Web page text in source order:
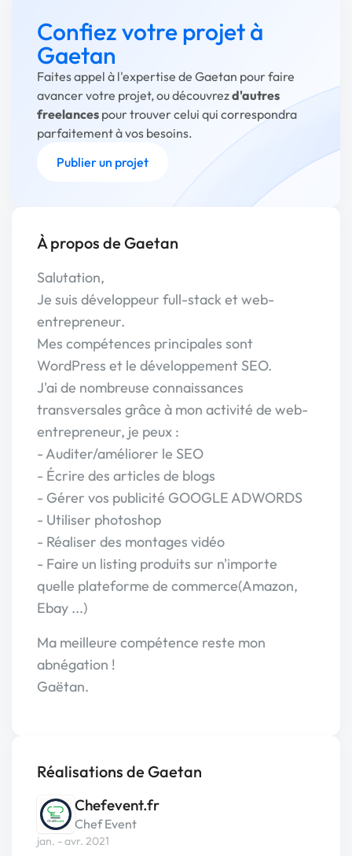
Confiez votre projet à
Gaetan
Faites appel à l'expertise de Gaetan pour faire
avancer votre projet, ou découvrezd'autres
freelances pour trouver celui qui correspondra
parfaitement à vos besoins.
Publier un projet
À propos de Gaetan
Salutation,
Je suis développeur full-stack et web-
entrepreneur.
Mes compétences principales sont
WordPress et le développement SEO.
J'ai de nombreuse connaissances
transversales grâce à mon activité de web-
entrepreneur, je peux :
- Auditer/améliorer le SEO
- Écrire des articles de blogs
- Gérer vos publicité GOOGLE ADWORDS
- Utiliser photoshop
- Réaliser des montages vidéo
- Faire un listing produits sur n'importe
quelle plateforme de commerce(Amazon,
Ebay ...)
Ma meilleure compétence reste mon
abnégation !
Gaëtan.
Réalisations de Gaetan
Chefevent.fr
Chef Event
jan. - avr. 2021